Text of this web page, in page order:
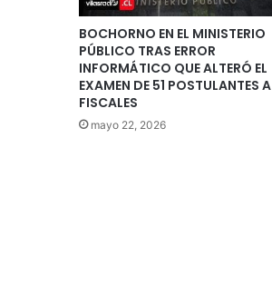
BOCHORNO EN EL MINISTERIO
PÚBLICO TRAS ERROR
INFORMÁTICO QUE ALTERÓ EL
EXAMEN DE 51 POSTULANTES A
FISCALES
mayo 22, 2026